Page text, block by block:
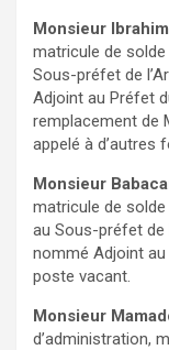
Monsieur
matricule de
Sous-préfet de
Adjoint au Préfet
remplacement de
appelé à d’autres
Monsieur
matricule de
au Sous-préfet de
nommé Adjoint
poste vacant.
Monsieur
d’administration,